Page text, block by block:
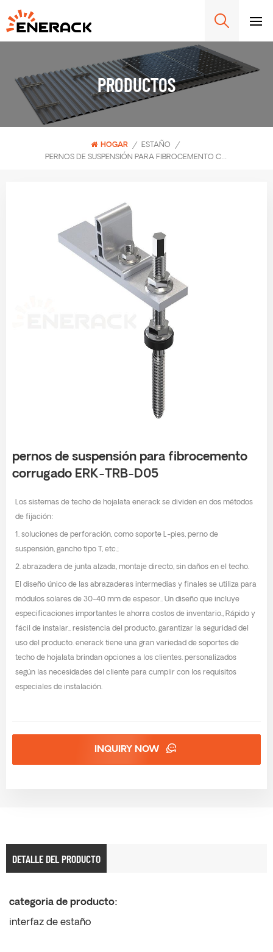
PRODUCTOS
HOGAR / ESTAÑO
/
PERNOS DE SUSPENSIÓN PARA FIBROCEMENTO CORRUGADO ERK-TRB-D05
pernos de suspensión para fibrocemento
corrugado ERK-TRB-D05
Los sistemas de techo de hojalata enerack se dividen en dos métodos
de fijación:
1. soluciones de perforación, como soporte L-pies, perno de
suspensión, gancho tipo T, etc.;
2. abrazadera de junta alzada, montaje directo, sin daños en el techo.
El diseño único de las abrazaderas intermedias y finales se utiliza para
módulos solares de 30-40 mm de espesor.. Un diseño que incluye
especificaciones importantes le ahorra costos de inventario., Rápido y
fácil de instalar.. resistencia del producto, garantizar la seguridad del
uso del producto. enerack tiene una gran variedad de soportes de
techo de hojalata brindan opciones a los clientes. personalizados
según las necesidades del cliente para cumplir con los requisitos
especiales de instalación.
INQUIRY NOW
DETALLE DEL PRODUCTO
categoria de producto:
interfaz de estaño